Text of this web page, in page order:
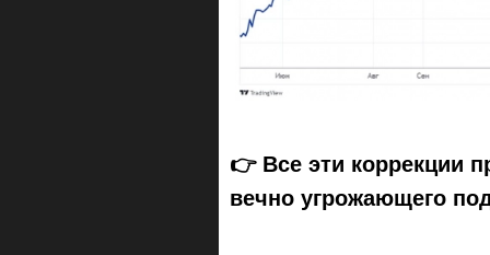
👉 Все эти коррекции
вечно угрожающего